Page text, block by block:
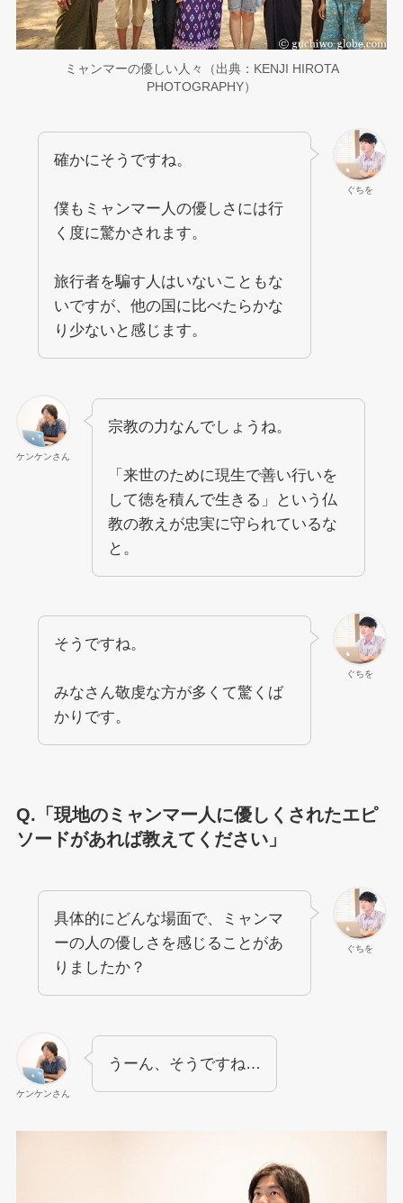
ミャンマーの優しい人々（出典：KENJI HIROTA
PHOTOGRAPHY）
ぐちを
確かにそうですね。
僕もミャンマー人の優しさには行
く度に驚かされます。
旅行者を騙す人はいないこともな
いですが、他の国に比べたらかな
り少ないと感じます。
ケンケンさん
宗教の力なんでしょうね。
「来世のために現生で善い行いを
して徳を積んで生きる」という仏
教の教えが忠実に守られているな
と。
ぐちを
そうですね。
みなさん敬虔な方が多くて驚くば
かりです。
Q.「現地のミャンマー人に優しくされたエピ
ソードがあれば教えてください」
ぐちを
具体的にどんな場面で、ミャンマ
ーの人の優しさを感じることがあ
りましたか？
ケンケンさん
うーん、そうですね…